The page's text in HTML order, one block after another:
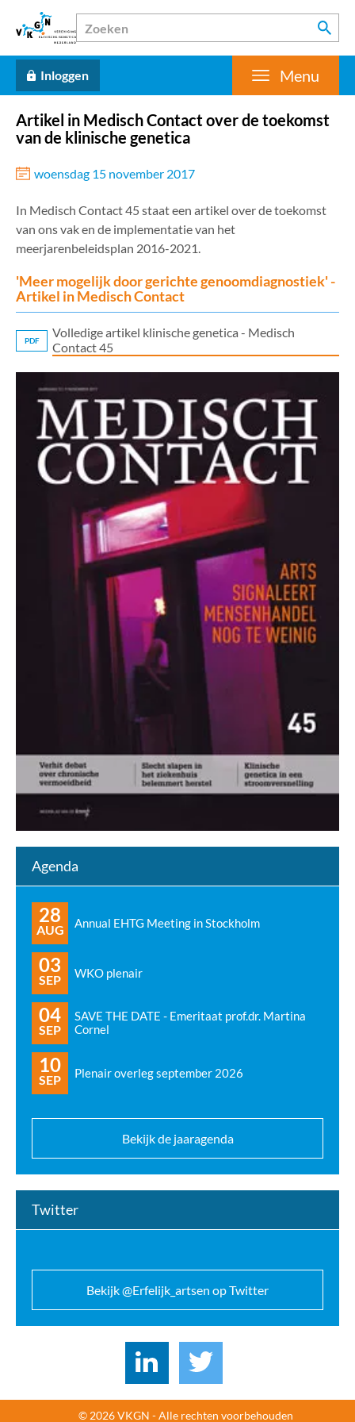
Inloggen Menu
Artikel in Medisch Contact over de toekomst
van de klinische genetica
woensdag 15 november 2017
In Medisch Contact 45 staat een artikel over de toekomst
van ons vak en de implementatie van het
meerjarenbeleidsplan 2016-2021.
'Meer mogelijk door gerichte genoomdiagnostiek' -
Artikel in Medisch Contact
PDF
Volledige artikel klinische genetica - Medisch
Contact 45
Agenda
28
AUG Annual EHTG Meeting in Stockholm
03
SEP WKO plenair
04
SEP
SAVE THE DATE - Emeritaat prof.dr. Martina
Cornel
10
SEP Plenair overleg september 2026
Bekijk de jaaragenda
Twitter
Bekijk @Erfelijk_artsen op Twitter
© 2026 VKGN - Alle rechten voorbehouden